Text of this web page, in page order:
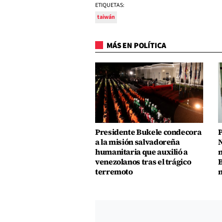
ETIQUETAS:
taiwán
MÁS EN POLÍTICA
Presidente Bukele condecora
a la misión salvadoreña
humanitaria que auxilió a
venezolanos tras el trágico
terremoto